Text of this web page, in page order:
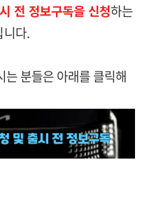
전 정보구독을 신청하는
니다.
분들은 아래를 클릭해